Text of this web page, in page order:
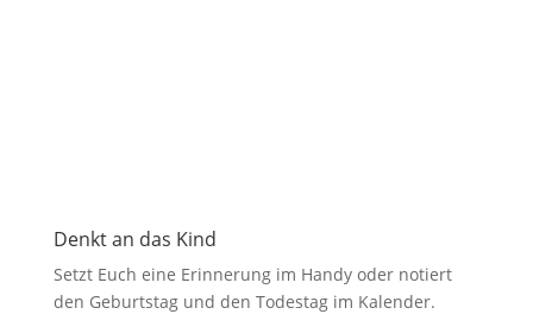
Denkt an das Kind
Setzt Euch eine Erinnerung im Handy oder notiert
den Geburtstag und den Todestag im Kalender.